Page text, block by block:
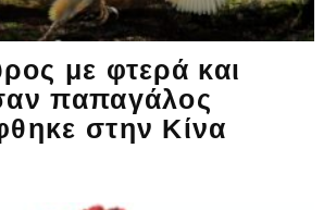
με φτερά και
παπαγάλος
στην Κίνα